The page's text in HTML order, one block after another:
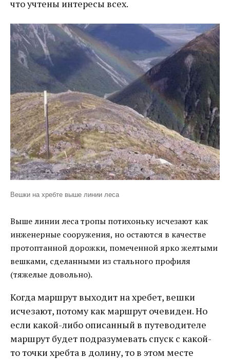
что учтены интересы всех.
Вешки на хребте выше линии леса
Выше линии леса тропы потихоньку исчезают как
инженерные сооружения, но остаются в качестве
протоптанной дорожки, помеченной ярко желтыми
вешками, сделанными из стального профиля
(тяжелые довольно).
Когда маршрут выходит на хребет, вешки
исчезают, потому как маршрут очевиден. Но
если какой-либо описанный в путеводителе
маршрут будет подразумевать спуск с какой-
то точки хребта в долину, то в этом месте